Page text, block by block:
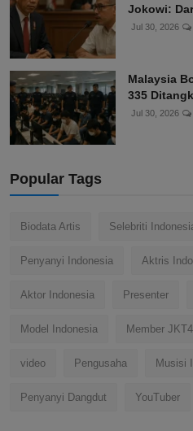
Jokowi:
Jul 30, 2026
Malaysia
335
Jul 30, 2026
Popular Tags
Biodata Artis Selebriti
Penyanyi Indonesia Aktris
Aktor Indonesia Presenter
Model Indonesia Member
video Pengusaha Musisi
Penyanyi Dangdut YouTuber